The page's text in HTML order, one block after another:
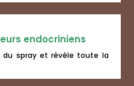
endocriniens
du spray et révèle toute la